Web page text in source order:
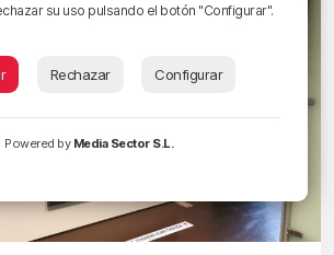
su uso pulsando el botón "Configurar".
Rechazar Configurar
Powered by Media Sector S.L.